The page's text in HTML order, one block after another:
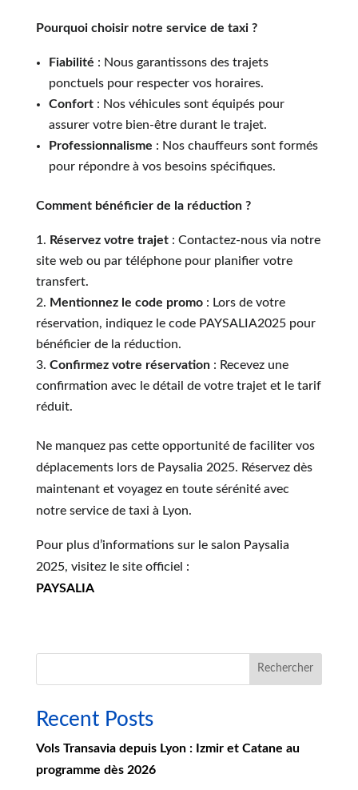
Pourquoi choisir notre service de taxi ?
Fiabilité : Nous garantissons des trajets
ponctuels pour respecter vos horaires.
Confort: Nos véhicules sont équipés pour
assurer votre bien-être durant le trajet.
Professionnalisme : Nos chauffeurs sont formés
pour répondre à vos besoins spécifiques.
Comment bénéficier de la réduction ?
Réservez votre trajet: Contactez-nous via notre
site web ou par téléphone pour planifier votre
transfert.
Mentionnez le code promo: Lors de votre
réservation, indiquez le code PAYSALIA2025 pour
bénéficier de la réduction.
Confirmez votre réservation: Recevez une
confirmation avec le détail de votre trajet et le tarif
réduit.
Ne manquez pas cette opportunité de faciliter vos
déplacements lors de Paysalia 2025. Réservez dès
maintenant et voyagez en toute sérénité avec
notre service de taxi à Lyon.
Pour plus d’informations sur le salon Paysalia
2025, visitez le site officiel :
PAYSALIA
Rechercher
Recent Posts
Vols Transavia depuis Lyon : Izmir et Catane au
programme dès 2026